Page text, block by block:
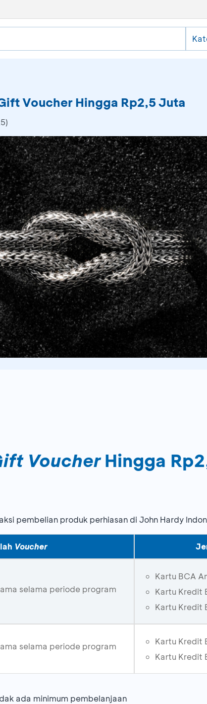
Voucher Hingga Rp2,5 Juta
VoucherHingga
pembelian produk perhiasan di John Hardy
Voucher
selama periode program
Kartu BCA
Kartu Kredit
Kartu Kredit
selama periode program
Kartu Kredit
Kartu Kredit
ada minimum pembelanjaan